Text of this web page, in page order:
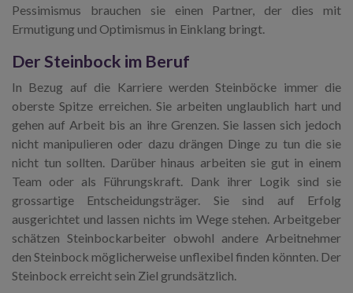
Pessimismus brauchen sie einen Partner, der dies mit
Ermutigung und Optimismus in Einklang bringt.
Der Steinbock im Beruf
In Bezug auf die Karriere werden Steinböcke immer die
oberste Spitze erreichen. Sie arbeiten unglaublich hart und
gehen auf Arbeit bis an ihre Grenzen. Sie lassen sich jedoch
nicht manipulieren oder dazu drängen Dinge zu tun die sie
nicht tun sollten. Darüber hinaus arbeiten sie gut in einem
Team oder als Führungskraft. Dank ihrer Logik sind sie
grossartige Entscheidungsträger. Sie sind auf Erfolg
ausgerichtet und lassen nichts im Wege stehen. Arbeitgeber
schätzen Steinbockarbeiter obwohl andere Arbeitnehmer
den Steinbock möglicherweise unflexibel finden könnten. Der
Steinbock erreicht sein Ziel grundsätzlich.